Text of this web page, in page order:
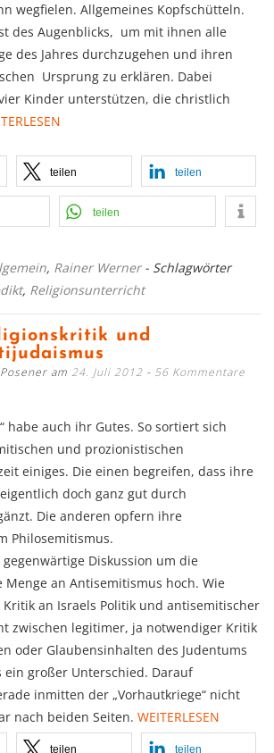
wegfielen. Allgemeines Kopfschütteln.
des Augenblicks, um mit ihnen alle
des Jahres durchzugehen und ihren
Ursprung zu erklären. Dabei
Kinder unterstützen, die christlich
teilen teilen
teilen
, Rainer Werner - Schlagwörter
, Religionsunterricht
und
am 24. Juli 2012 56 Kommentare
habe auch ihr Gutes. So sortiert sich
und prozionistischen
einiges. Die einen begreifen, dass ihre
doch ganz gut durch
Die anderen opfern ihre
Philosemitismus.
Diskussion um die
Menge an Antisemitismus hoch. Wie
an Israels Politik und antisemitischer
zwischen legitimer, ja notwendiger Kritik
oder Glaubensinhalten des Judentums
großer Unterschied. Darauf
inmitten der „Vorhautkriege“ nicht
nach beiden Seiten. WEITERLESEN
teilen teilen